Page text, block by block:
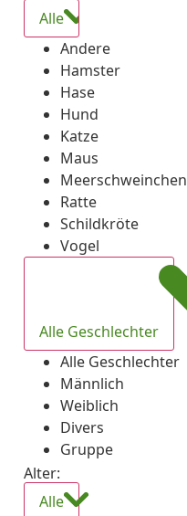
Alle
Andere
Hamster
Hase
Hund
Katze
Maus
Meerschweinchen
Ratte
Schildkröte
Vogel
Alle Geschlechter
Alle Geschlechter
Männlich
Weiblich
Divers
Gruppe
Alter:
Alle